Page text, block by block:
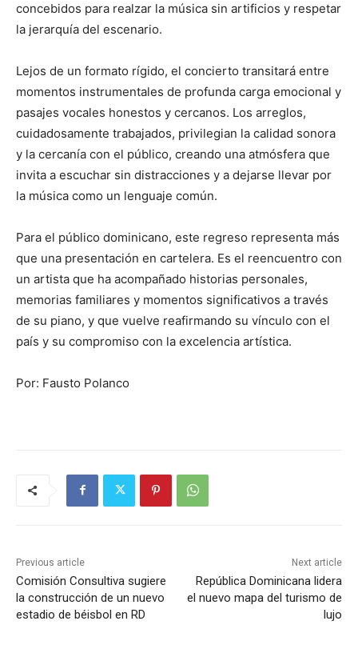
concebidos para realzar la música sin artificios y respetar
la jerarquía del escenario.
Lejos de un formato rígido, el concierto transitará entre
momentos instrumentales de profunda carga emocional y
pasajes vocales honestos y cercanos. Los arreglos,
cuidadosamente trabajados, privilegian la calidad sonora
y la cercanía con el público, creando una atmósfera que
invita a escuchar sin distracciones y a dejarse llevar por
la música como un lenguaje común.
Para el público dominicano, este regreso representa más
que una presentación en cartelera. Es el reencuentro con
un artista que ha acompañado historias personales,
memorias familiares y momentos significativos a través
de su piano, y que vuelve reafirmando su vínculo con el
país y su compromiso con la excelencia artística.
Por: Fausto Polanco
Previous article
Comisión Consultiva sugiere
la construcción de un nuevo
estadio de béisbol en RD
Next article
República Dominicana lidera
el nuevo mapa del turismo de
lujo